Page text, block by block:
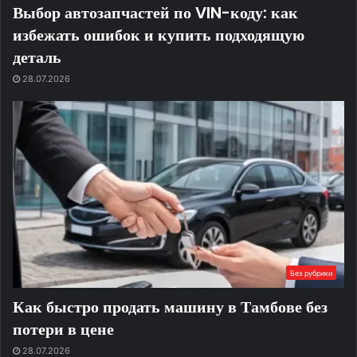
Выбор автозапчастей по VIN-коду: как
избежать ошибок и купить подходящую
деталь
28.07.2026
Без рубрики
Как быстро продать машину в Тамбове без
потери в цене
28.07.2026